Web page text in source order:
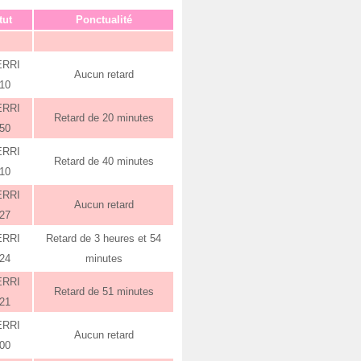
Ponctualité
Aucun retard
Retard de 20 minutes
Retard de 40 minutes
Aucun retard
Retard de 3 heures et 54
minutes
Retard de 51 minutes
Aucun retard